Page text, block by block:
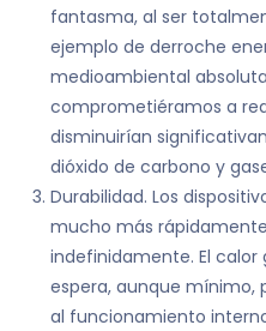
fantasma, al ser
ejemplo de derroche
medioambiental
comprometiéramos a
disminuirían
dióxido de carbono y
Durabilidad. Los
mucho más
indefinidamente. El
espera, aunque mínimo,
al funcionamiento